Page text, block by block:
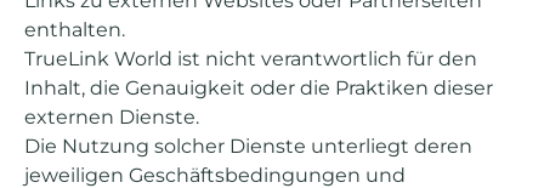
enthalten.
TrueLink World ist nicht verantwortlich für den
Inhalt, die Genauigkeit oder die Praktiken dieser
externen Dienste.
Die Nutzung solcher Dienste unterliegt deren
jeweiligen Geschäftsbedingungen und